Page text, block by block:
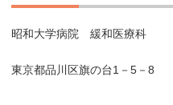
昭和大学病院 緩和医療科
東京都品川区旗の台1－5－8